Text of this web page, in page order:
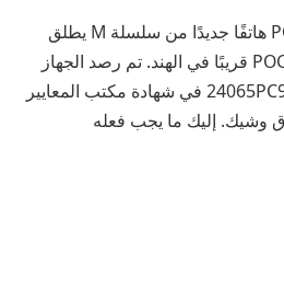
من المتوقع أن تطلق POCO هاتفًا جديدًا من سلسلة M يطلق
عليه اسم POCO M6 Plus 5G قريبًا في الهند. تم رصد الجهاز
الذي يحمل رقم الطراز 24065PC95I في شهادة مكتب المعايير
وشيك. إليك ما يجب فعله